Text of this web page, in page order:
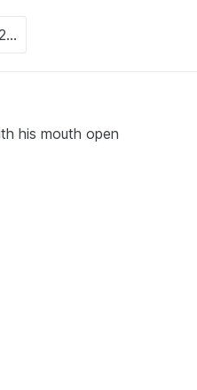
his mouth open